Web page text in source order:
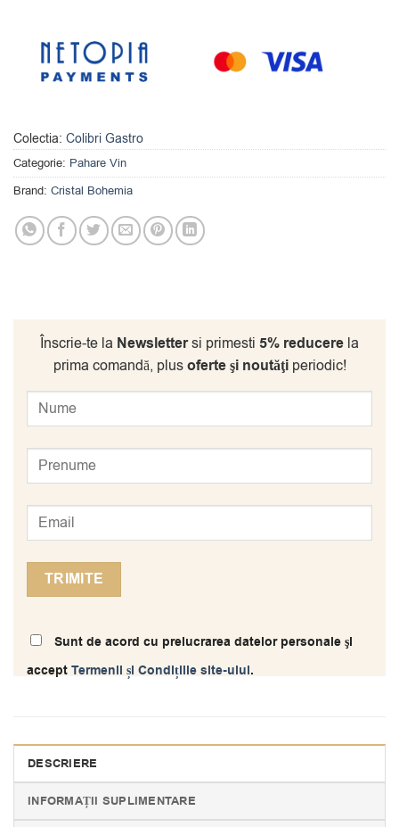
Colectia: Colibri Gastro
Categorie: Pahare Vin
Brand: Cristal Bohemia
Înscrie-te la Newslettersi primesti 5% reducere la
prima comandă, plusoferte şi noutăţiperiodic!
Sunt de acord cu prelucrarea datelor personale şi
acceptTermenii și Condițiile site-ului.
DESCRIERE
INFORMAȚII SUPLIMENTARE